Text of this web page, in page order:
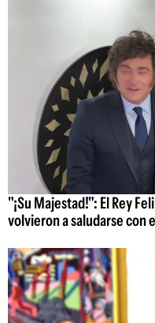
"¡Su Majestad!": El Rey
volvieron a saludarse con